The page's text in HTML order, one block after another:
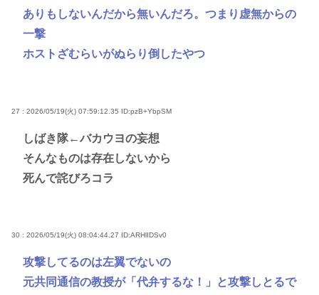
ありもしないんだから無いんだろ。つまり虚無からの
一撃
ホストざむらいがぬらり倒したやつ
27 : 2026/05/19(火) 07:59:12.35 ID:pzB+YbpSM
しばき隊←バカウヨの妄想
そんなものは存在しないから
死んで詫びろコラ
30 : 2026/05/19(火) 08:04:44.27 ID:ARHlIDSv0
攻撃してるのは左翼でないの
元共同通信の教授が「代弁するな！」と攻撃しとるで